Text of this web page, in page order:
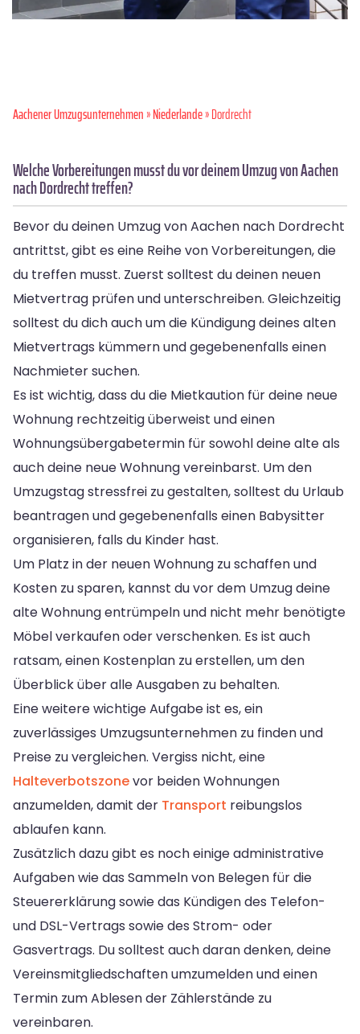
Aachener Umzugsunternehmen»Niederlande» Dordrecht
Welche Vorbereitungen musst du vor deinem Umzug von Aachen
nach Dordrecht treffen?
Bevor du deinen Umzug von Aachen nach Dordrecht
antrittst, gibt es eine Reihe von Vorbereitungen, die
du treffen musst. Zuerst solltest du deinen neuen
Mietvertrag prüfen und unterschreiben. Gleichzeitig
solltest du dich auch um die Kündigung deines alten
Mietvertrags kümmern und gegebenenfalls einen
Nachmieter suchen.
Es ist wichtig, dass du die Mietkaution für deine neue
Wohnung rechtzeitig überweist und einen
Wohnungsübergabetermin für sowohl deine alte als
auch deine neue Wohnung vereinbarst. Um den
Umzugstag stressfrei zu gestalten, solltest du Urlaub
beantragen und gegebenenfalls einen Babysitter
organisieren, falls du Kinder hast.
Um Platz in der neuen Wohnung zu schaffen und
Kosten zu sparen, kannst du vor dem Umzug deine
alte Wohnung entrümpeln und nicht mehr benötigte
Möbel verkaufen oder verschenken. Es ist auch
ratsam, einen Kostenplan zu erstellen, um den
Überblick über alle Ausgaben zu behalten.
Eine weitere wichtige Aufgabe ist es, ein
zuverlässiges Umzugsunternehmen zu finden und
Preise zu vergleichen. Vergiss nicht, eine
Halteverbotszonevor beiden Wohnungen
anzumelden, damit der Transport reibungslos
ablaufen kann.
Zusätzlich dazu gibt es noch einige administrative
Aufgaben wie das Sammeln von Belegen für die
Steuererklärung sowie das Kündigen des Telefon-
und DSL-Vertrags sowie des Strom- oder
Gasvertrags. Du solltest auch daran denken, deine
Vereinsmitgliedschaften umzumelden und einen
Termin zum Ablesen der Zählerstände zu
vereinbaren.